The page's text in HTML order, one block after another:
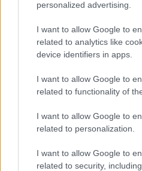
personalized advertising.
I want to allow Google to
related to analytics like
device identifiers in apps.
I want to allow Google to
related to functionality of
I want to allow Google to
related to personalization.
I want to allow Google to
related to security,
στο ΑΧΕΠΑ. Το μωρό το
συγγενείς περίπου
αναπνευστικής
πάνω στο μωρό όλοι οι
ανθρωπίνως δυνατό να
γιατρούς μας,
κατέληξε περίπου
του Σαββάτου.